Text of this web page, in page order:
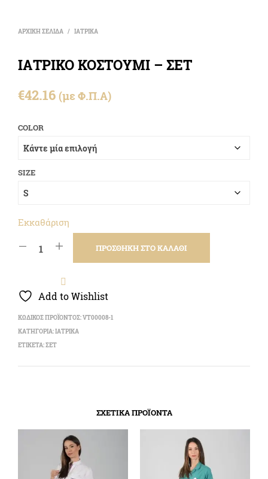
ΑΡΧΙΚΉ ΣΕΛΊΔΑ / ΙΑΤΡΙΚΑ
ΙΑΤΡΙΚΟ ΚΟΣΤΟΥΜΙ – ΣΕΤ
€42.16 (με Φ.Π.Α)
COLOR
SIZE
Εκκαθάριση
ΠΡΟΣΘΉΚΗ ΣΤΟ ΚΑΛΆΘΙ
Add to Wishlist
ΚΩΔΙΚΌΣ ΠΡΟΪΌΝΤΟΣ:VT00008-1
ΚΑΤΗΓΟΡΊΑ:ΙΑΤΡΙΚΑ
ΕΤΙΚΈΤΑ:ΣΕΤ
ΣΧΕΤΙΚΆ ΠΡΟΪΌΝΤΑ